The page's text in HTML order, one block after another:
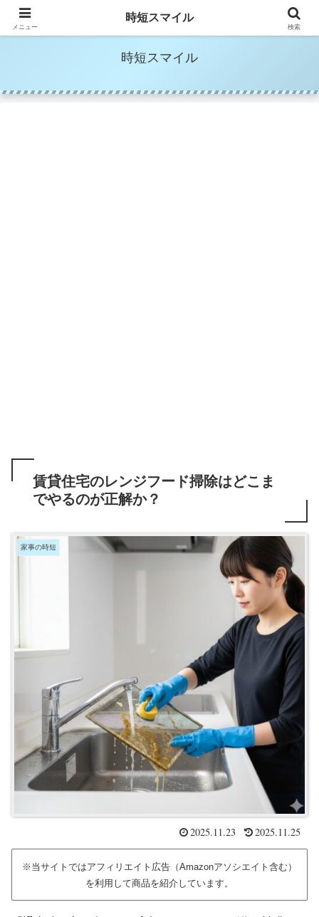
時短家事＆時短美容でママの笑顔を増やす
時短スマイル
賃貸住宅のレンジフード掃除はどこま
でやるのが正解か？
家事の時短
2025.11.23 2025.11.25
※当サイトではアフィリエイト広告（Amazonアソシエイト含む）
を利用して商品を紹介しています。
メニュー
時短スマイル
検索